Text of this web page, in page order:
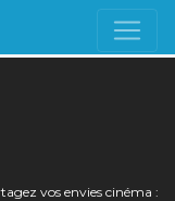
vos envies cinéma :